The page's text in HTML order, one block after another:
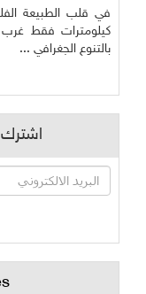
في قلب الطبيعة
كيلومترات فقط
بالتنوع الجغرافي ...
اشترك